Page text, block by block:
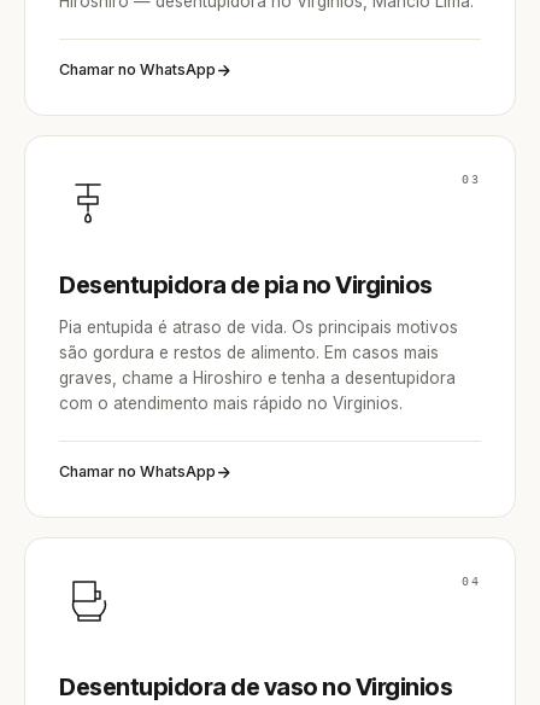
Chamar no WhatsApp
03
Desentupidora de pia no Virginios
Pia entupida é atraso de vida. Os principais motivos
são gordura e restos de alimento. Em casos mais
graves, chame a Hiroshiro e tenha a desentupidora
com o atendimento mais rápido no Virginios.
Chamar no WhatsApp
04
Desentupidora de vaso no Virginios